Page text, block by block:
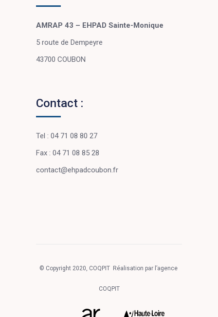
AMRAP 43 – EHPAD Sainte-Monique
5 route de Dempeyre
43700 COUBON
Contact :
Tel : 04 71 08 80 27
Fax : 04 71 08 85 28
contact@ehpadcoubon.fr
© Copyright 2020, COQPIT Réalisation par l’agence
COQPIT